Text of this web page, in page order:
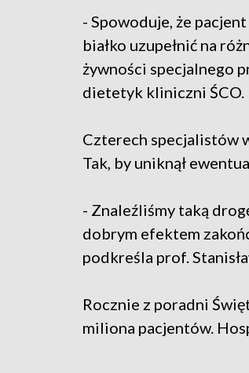
- Spowoduje, że
białko uzupełnić na
żywności specjalnego
dietetyk kliniczni ŚCO.
Czterech specjalistów
Tak, by uniknął
- Znaleźliśmy taką
dobrym efektem
podkreśla prof.
Rocznie z poradni
miliona pacjentów.